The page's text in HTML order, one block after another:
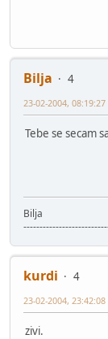
Bilja
4
23-02-2004, 08:19:27
Tebe se secam
Bilja
kurdi
4
23-02-2004, 23:42:08
zivi.